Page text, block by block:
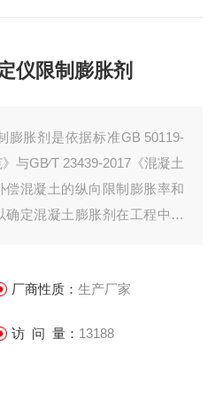
仪限制膨胀剂
膨胀剂是依据标准GB 50119-
与GB∕T 23439-2017《混凝土
混凝土的纵向限制膨胀率和
定混凝土膨胀剂在工程中的
厂商性质： 生产厂家
访 问 量： 13188